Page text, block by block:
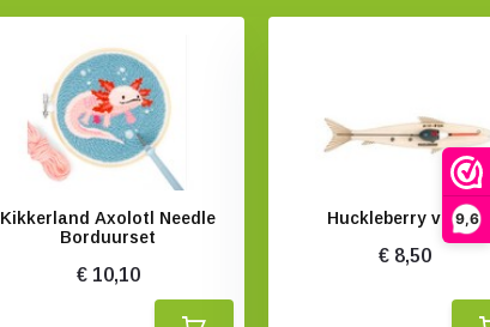
9,6
Kikkerland Axolotl Needle
Borduurset
€ 10,10
Huckleberry vis kit
€ 8,50